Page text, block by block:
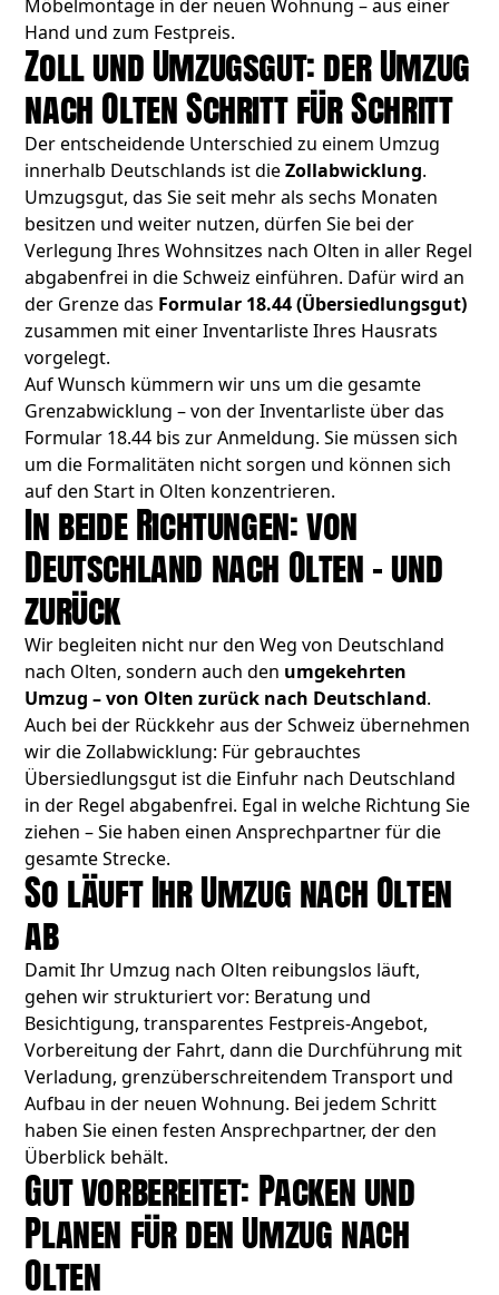
Möbelmontage in der neuen Wohnung – aus einer
Hand und zum Festpreis.
Zoll und Umzugsgut: der Umzug
nach Olten Schritt für Schritt
Der entscheidende Unterschied zu einem Umzug
innerhalb Deutschlands ist dieZollabwicklung.
Umzugsgut, das Sie seit mehr als sechs Monaten
besitzen und weiter nutzen, dürfen Sie bei der
Verlegung Ihres Wohnsitzes nach Olten in aller Regel
abgabenfrei in die Schweiz einführen. Dafür wird an
der Grenze das Formular 18.44 (Übersiedlungsgut)
zusammen mit einer Inventarliste Ihres Hausrats
vorgelegt.
Auf Wunsch kümmern wir uns um die gesamte
Grenzabwicklung – von der Inventarliste über das
Formular 18.44 bis zur Anmeldung. Sie müssen sich
um die Formalitäten nicht sorgen und können sich
auf den Start in Olten konzentrieren.
In beide Richtungen: von
Deutschland nach Olten – und
zurück
Wir begleiten nicht nur den Weg von Deutschland
nach Olten, sondern auch den umgekehrten
Umzug – von Olten zurück nach Deutschland.
Auch bei der Rückkehr aus der Schweiz übernehmen
wir die Zollabwicklung: Für gebrauchtes
Übersiedlungsgut ist die Einfuhr nach Deutschland
in der Regel abgabenfrei. Egal in welche Richtung Sie
ziehen – Sie haben einen Ansprechpartner für die
gesamte Strecke.
So läuft Ihr Umzug nach Olten
ab
Damit Ihr Umzug nach Olten reibungslos läuft,
gehen wir strukturiert vor: Beratung und
Besichtigung, transparentes Festpreis-Angebot,
Vorbereitung der Fahrt, dann die Durchführung mit
Verladung, grenzüberschreitendem Transport und
Aufbau in der neuen Wohnung. Bei jedem Schritt
haben Sie einen festen Ansprechpartner, der den
Überblick behält.
Gut vorbereitet: Packen und
Planen für den Umzug nach
Olten